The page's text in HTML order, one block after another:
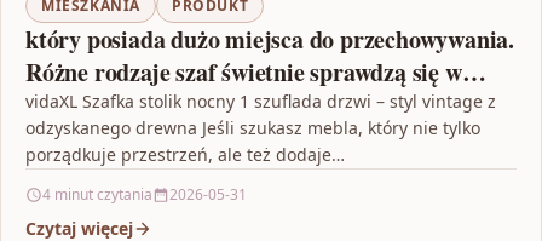
MIESZKANIA
PRODUKT
który posiada dużo miejsca do przechowywania.
Różne rodzaje szaf świetnie sprawdzą się w
różnych aranżacjach
vidaXL Szafka stolik nocny 1 szuflada drzwi – styl vintage z
odzyskanego drewna Jeśli szukasz mebla, który nie tylko
porządkuje przestrzeń, ale też dodaje…
4 minut czytania 2026-05-31
Czytaj więcej